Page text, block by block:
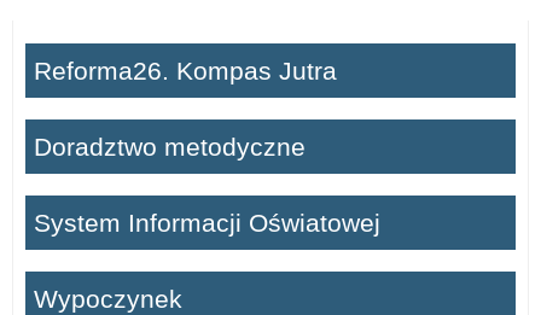
Reforma26. Kompas Jutra
Doradztwo metodyczne
System Informacji Oświatowej
Wypoczynek